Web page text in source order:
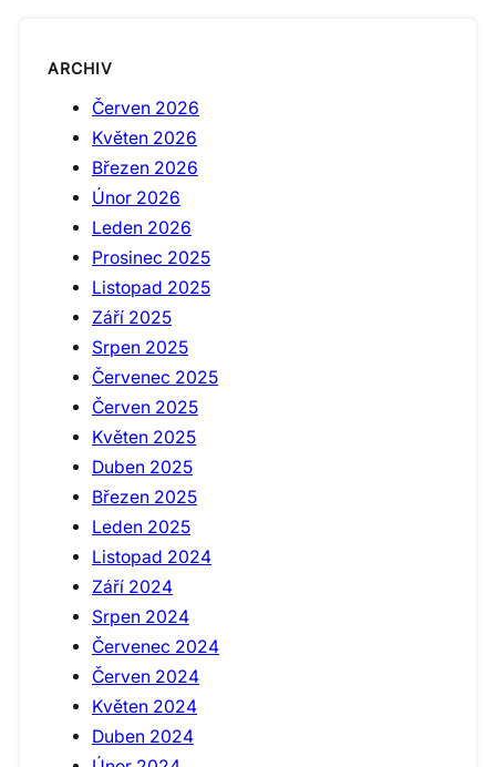
ARCHIV
Červen 2026
Květen 2026
Březen 2026
Únor 2026
Leden 2026
Prosinec 2025
Listopad 2025
Září 2025
Srpen 2025
Červenec 2025
Červen 2025
Květen 2025
Duben 2025
Březen 2025
Leden 2025
Listopad 2024
Září 2024
Srpen 2024
Červenec 2024
Červen 2024
Květen 2024
Duben 2024